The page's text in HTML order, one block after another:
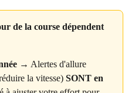
de la course dépendent
→ Alertes d'allure
la vitesse) SONT en